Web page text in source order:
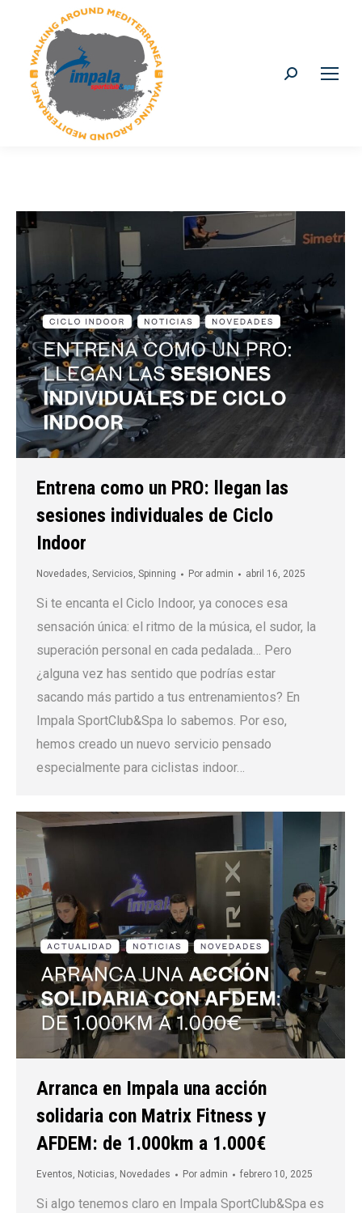
Buscar:
Entrena como un PRO: llegan las
sesiones individuales de Ciclo
Indoor
Novedades, Servicios, Spinning Por admin abril 16, 2025
Si te encanta el Ciclo Indoor, ya conoces esa
sensación única: el ritmo de la música, el sudor, la
superación personal en cada pedalada… Pero
¿alguna vez has sentido que podrías estar
sacando más partido a tus entrenamientos? En
Impala SportClub&Spa lo sabemos. Por eso,
hemos creado un nuevo servicio pensado
especialmente para ciclistas indoor…
Arranca en Impala una acción
solidaria con Matrix Fitness y
AFDEM: de 1.000km a 1.000€
Eventos, Noticias, Novedades Por admin febrero 10, 2025
Si algo tenemos claro en Impala SportClub&Spa es